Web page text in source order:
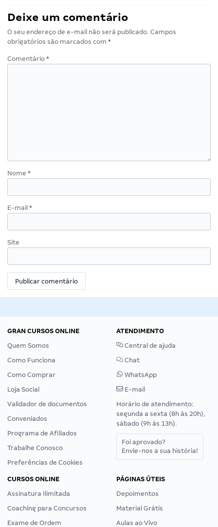
Deixe um comentário
O seu endereço de e-mail não será publicado. Campos
obrigatórios são marcados com *
Comentário *
Nome *
E-mail *
Site
GRAN CURSOS ONLINE
Quem Somos
Como Funciona
Como Comprar
Loja Social
Validador de documentos
Conveniados
Programa de Afiliados
Trabalhe Conosco
Preferências de Cookies
ATENDIMENTO
Central de ajuda
Chat
WhatsApp
E-mail
Horário de atendimento:
segunda a sexta (8h às 20h),
sábado (9h às 13h).
Foi aprovado?
Envie-nos a sua história!
CURSOS ONLINE
Assinatura Ilimitada
Coaching para Concursos
Exame de Ordem
PÁGINAS ÚTEIS
Depoimentos
Material Grátis
Aulas ao Vivo